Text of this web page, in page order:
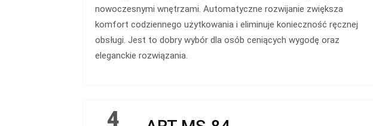
nowoczesnymi wnętrzami. Automatyczne rozwijanie zwiększa
komfort codziennego użytkowania i eliminuje konieczność ręcznej
obsługi. Jest to dobry wybór dla osób ceniących wygodę oraz
eleganckie rozwiązania.
4